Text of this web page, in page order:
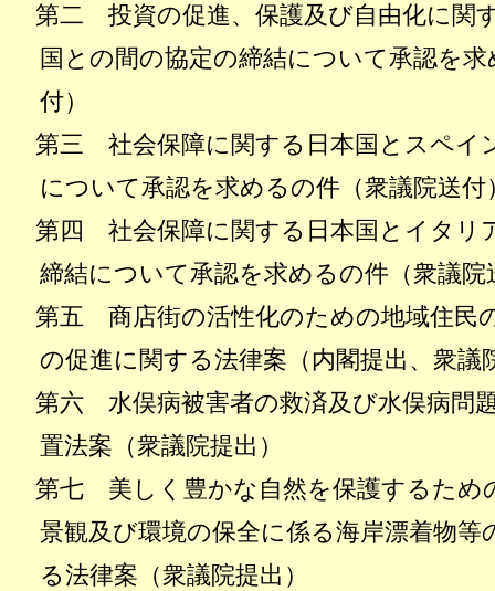
第二 投資の促進、保護及び自由化に関
国との間の協定の締結について承認を
付）
第三 社会保障に関する日本国とスペイ
について承認を求めるの件（衆議院送付
第四 社会保障に関する日本国とイタリ
締結について承認を求めるの件（衆議院
第五 商店街の活性化のための地域住民
の促進に関する法律案（内閣提出、衆議
第六 水俣病被害者の救済及び水俣病問
置法案（衆議院提出）
第七 美しく豊かな自然を保護するため
景観及び環境の保全に係る海岸漂着物等
る法律案（衆議院提出）